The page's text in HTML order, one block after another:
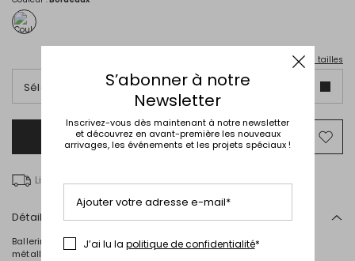
Guide des tailles
Sélectionnez une taille italienne
Ajouter au panier
Livraison gratuite à partir de € 100
Détails
Ballerines en cuir verni à bout pointu, munies d'une bride à boucle
métallique. Semelle en cuir.
S’abonner à notre
Newsletter
Inscrivez-vous dès maintenant à notre newsletter
et découvrez en avant-première les nouveaux
arrivages, les événements et les projets spéciaux !
Ajouter votre adresse e-mail*
J’ai lu la politique de confidentialité*